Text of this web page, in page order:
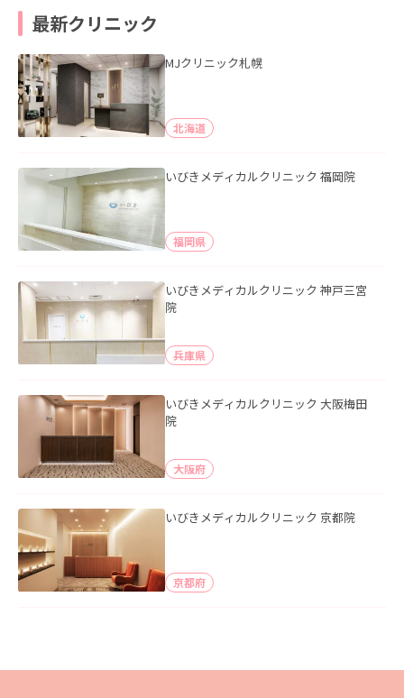
最新クリニック
MJクリニック札幌
北海道
いびきメディカルクリニック 福岡院
福岡県
いびきメディカルクリニック 神戸三宮
院
兵庫県
いびきメディカルクリニック 大阪梅田
院
大阪府
いびきメディカルクリニック 京都院
京都府